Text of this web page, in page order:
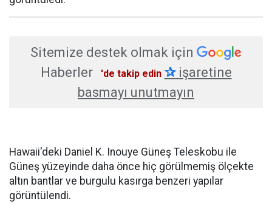
Sitemize destek olmak için
Haberler
'de takip edin ✰işaretine
basmayı unutmayın
Hawaii'deki Daniel K. Inouye Güneş Teleskobu ile
Güneş yüzeyinde daha önce hiç görülmemiş ölçekte
altın bantlar ve burgulu kasırga benzeri yapılar
görüntülendi.